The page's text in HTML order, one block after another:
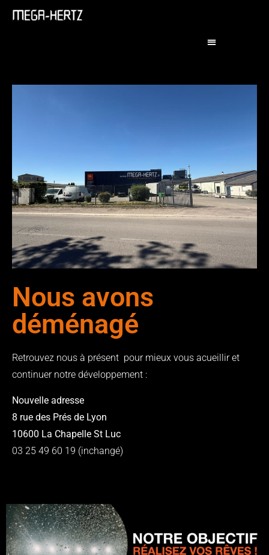
Nous avons
déménagé
Retrouvez nous à présent pour mieux vous acueillir et
continuer notre développement :
Nouvelle adresse
8 rue des Prés de Lyon
10600 La Chapelle St Luc
03 25 49 60 19 (inchangé)